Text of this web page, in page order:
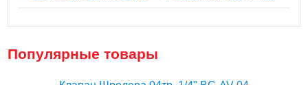
Популярные товары